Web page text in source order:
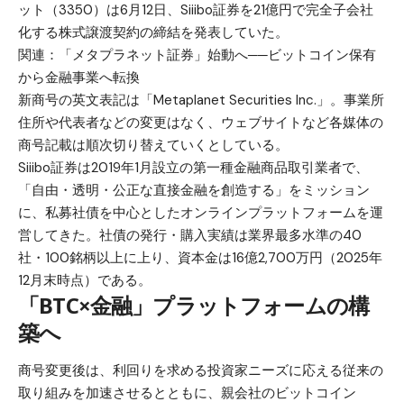
ット（3350）は6月12日、Siiibo証券を21億円で完全子会社
化する株式譲渡契約の締結を発表していた。
関連：
「メタプラネット証券」始動へ──ビットコイン保有
から金融事業へ転換
新商号の英文表記は「Metaplanet Securities Inc.」。事業所
住所や代表者などの変更はなく、ウェブサイトなど各媒体の
商号記載は順次切り替えていくとしている。
Siiibo証券は2019年1月設立の第一種金融商品取引業者で、
「自由・透明・公正な直接金融を創造する」をミッション
に、私募社債を中心としたオンラインプラットフォームを運
営してきた。社債の発行・購入実績は業界最多水準の40
社・100銘柄以上に上り、資本金は16億2,700万円（2025年
12月末時点）である。
「BTC×金融」プラットフォームの構
築へ
商号変更後は、利回りを求める投資家ニーズに応える従来の
取り組みを加速させるとともに、親会社のビットコイン